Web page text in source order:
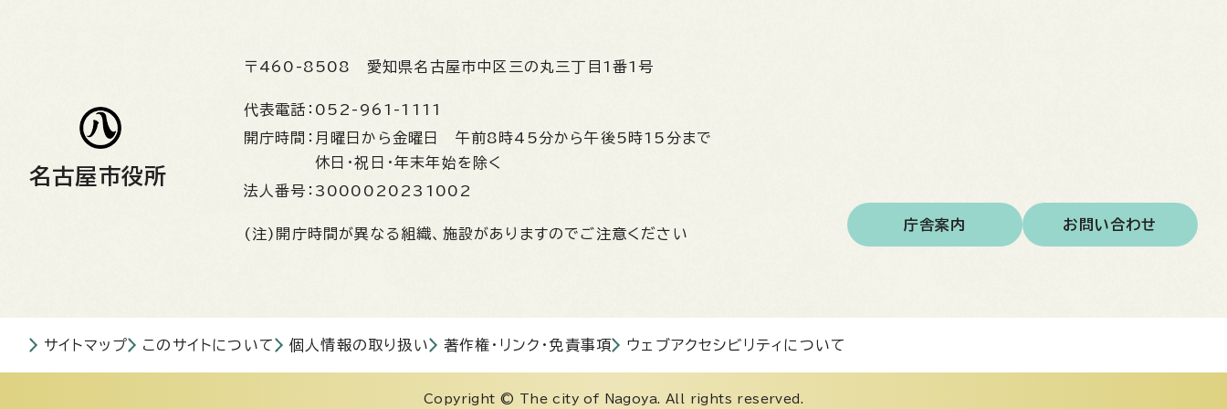
名古屋市役所
〒460-8508 愛知県名古屋市中区三の丸三丁目1番1号
代表電話： 052-961-1111
開庁時間： 月曜日から金曜日 午前8時45分から午後5時15分まで
休日・祝日・年末年始を除く
法人番号： 3000020231002
(注)開庁時間が異なる組織、施設がありますのでご注意ください
庁舎案内 お問い合わせ
サイトマップ このサイトについて 個人情報の取り扱い 著作権・リンク・免責事項 ウェブアクセシビリティについて
Copyright © The city of Nagoya. All rights reserved.